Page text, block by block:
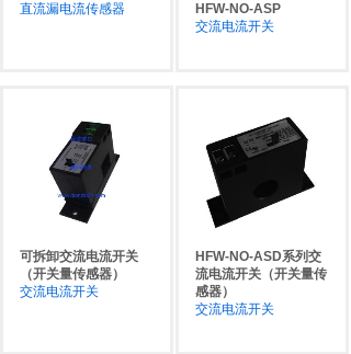
关电源、AC-DC电源模块、DC-DC电源模块、自恢
企业的供应链改造和MRP优化工程，取得了良好的
效果。我们 强调“诚信敬业、务实创新、勤奋进取、
团结协作”的企业文化，注重规范化管理，每个部
门、每种行为，都有详尽的规范化管理制度，以保证
企业的任何决策、管理、考核的正规性和正确性，保
证企业的长期健康发展。我们将用优异的产品品质，
直流漏电流传感器
HFW-NO-ASP
交流电流开关
可拆卸交流电流开关
（开关量传感器）
交流电流开关
HFW-NO-ASD系列交
流电流开关（开关量传
感器）
交流电流开关